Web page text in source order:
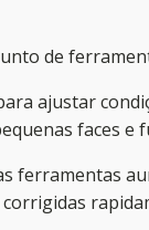
de
ajustar
faces e
ferramentas